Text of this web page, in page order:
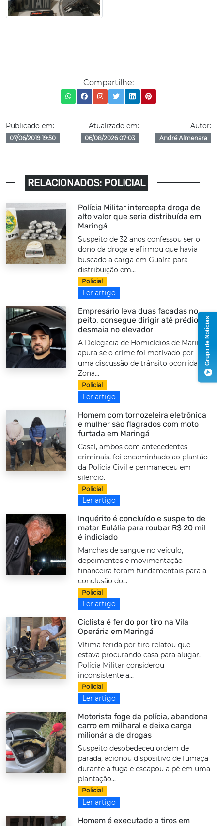
Compartilhe:
Publicado em:
07/06/2019 19:50
Atualizado em:
06/08/2026 07:03
Autor:
André Almenara
RELACIONADOS: POLICIAL
Polícia Militar intercepta droga de
alto valor que seria distribuída em
Maringá
Suspeito de 32 anos confessou ser o
dono da droga e afirmou que havia
buscado a carga em Guaíra para
distribuição em...
Policial
Ler artigo
Empresário leva duas facadas no
peito, consegue dirigir até prédio e
desmaia no elevador
A Delegacia de Homicídios de Maringá
apura se o crime foi motivado por
uma discussão de trânsito ocorrida na
Zona...
Policial
Ler artigo
Homem com tornozeleira eletrônica
e mulher são flagrados com moto
furtada em Maringá
Casal, ambos com antecedentes
criminais, foi encaminhado ao plantão
da Polícia Civil e permaneceu em
silêncio.
Policial
Ler artigo
Inquérito é concluído e suspeito de
matar Eulália para roubar R$ 20 mil
é indiciado
Manchas de sangue no veículo,
depoimentos e movimentação
financeira foram fundamentais para a
conclusão do...
Policial
Ler artigo
Ciclista é ferido por tiro na Vila
Operária em Maringá
Vítima ferida por tiro relatou que
estava procurando casa para alugar.
Polícia Militar considerou
inconsistente a...
Policial
Ler artigo
Motorista foge da polícia, abandona
carro em milharal e deixa carga
milionária de drogas
Suspeito desobedeceu ordem de
parada, acionou dispositivo de fumaça
durante a fuga e escapou a pé em uma
plantação...
Policial
Ler artigo
Homem é executado a tiros em
Grupo de Notícias